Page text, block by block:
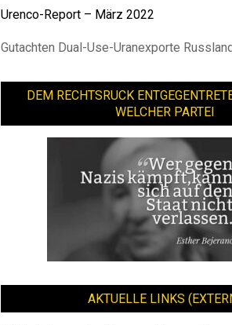
Urenco-Report – März 2022
Gutachten Dual-Use-Uranexporte
DEM RECHTSRUCK
WELCHER PARTEI
AKTUELLE LINKS